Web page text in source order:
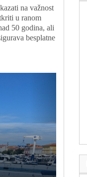
na važnost
u ranom
50 godina, ali
besplatne